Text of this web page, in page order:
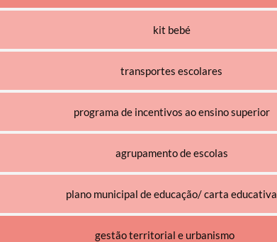
kit bebé
transportes escolares
programa de incentivos ao ensino superior
agrupamento de escolas
plano municipal de educação/ carta educativa
gestão territorial e urbanismo